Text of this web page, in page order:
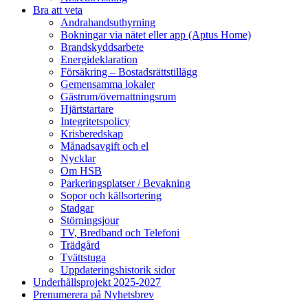
Bra att veta
Andrahandsuthyrning
Bokningar via nätet eller app (Aptus Home)
Brandskyddsarbete
Energideklaration
Försäkring – Bostadsrättstillägg
Gemensamma lokaler
Gästrum/övernattningsrum
Hjärtstartare
Integritetspolicy
Krisberedskap
Månadsavgift och el
Nycklar
Om HSB
Parkeringsplatser / Bevakning
Sopor och källsortering
Stadgar
Störningsjour
TV, Bredband och Telefoni
Trädgård
Tvättstuga
Uppdateringshistorik sidor
Underhållsprojekt 2025-2027
Prenumerera på Nyhetsbrev